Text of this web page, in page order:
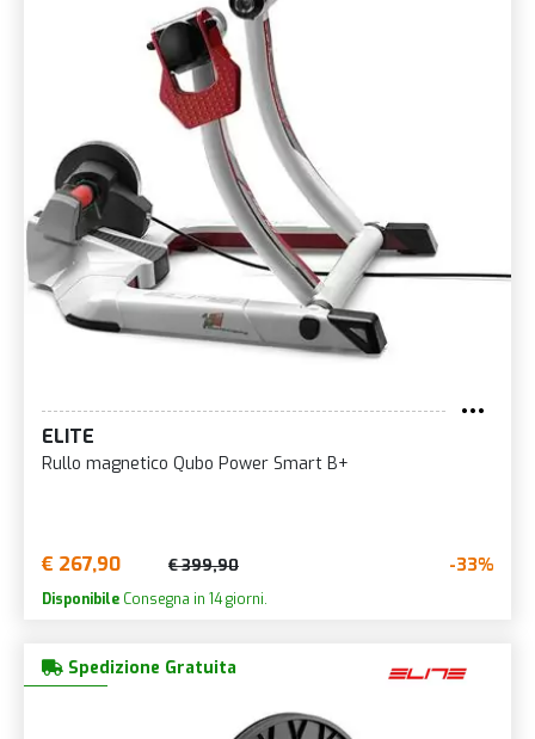
ELITE
Rullo magnetico Qubo Power Smart B+
€ 267,90 € 399,90 -33%
Disponibile Consegna in 14 giorni.
Spedizione Gratuita